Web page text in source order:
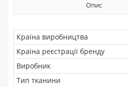
Опис
Країна виробництва
Країна реєстрації бренду
Виробник
Тип тканини